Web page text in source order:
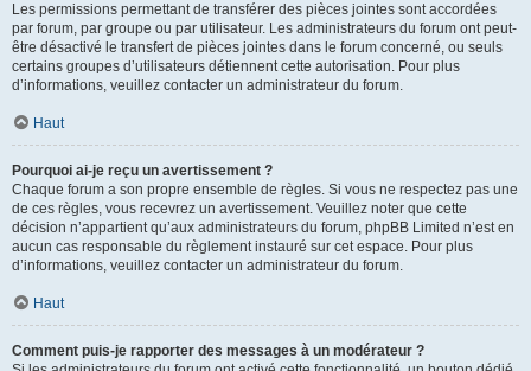
Les permissions permettant de transférer des pièces jointes sont accordées
par forum, par groupe ou par utilisateur. Les administrateurs du forum ont peut-
être désactivé le transfert de pièces jointes dans le forum concerné, ou seuls
certains groupes d’utilisateurs détiennent cette autorisation. Pour plus
d’informations, veuillez contacter un administrateur du forum.
Haut
Pourquoi ai-je reçu un avertissement ?
Chaque forum a son propre ensemble de règles. Si vous ne respectez pas une
de ces règles, vous recevrez un avertissement. Veuillez noter que cette
décision n’appartient qu’aux administrateurs du forum, phpBB Limited n’est en
aucun cas responsable du règlement instauré sur cet espace. Pour plus
d’informations, veuillez contacter un administrateur du forum.
Haut
Comment puis-je rapporter des messages à un modérateur ?